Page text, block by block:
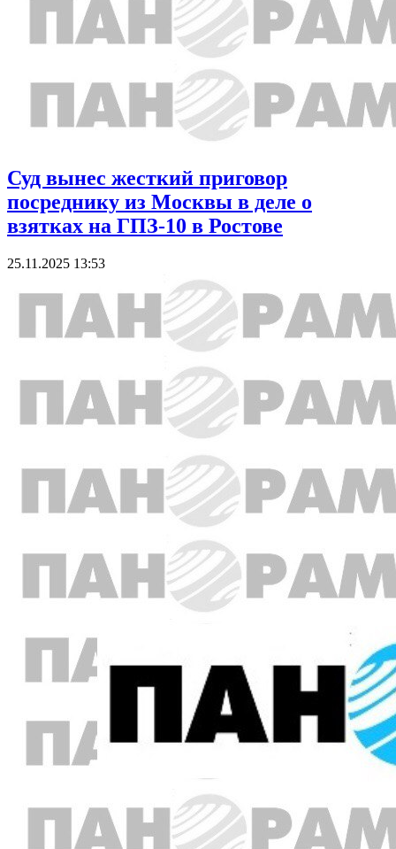
Суд вынес жесткий приговор
посреднику из Москвы в деле о
взятках на ГПЗ-10 в Ростове
25.11.2025 13:53